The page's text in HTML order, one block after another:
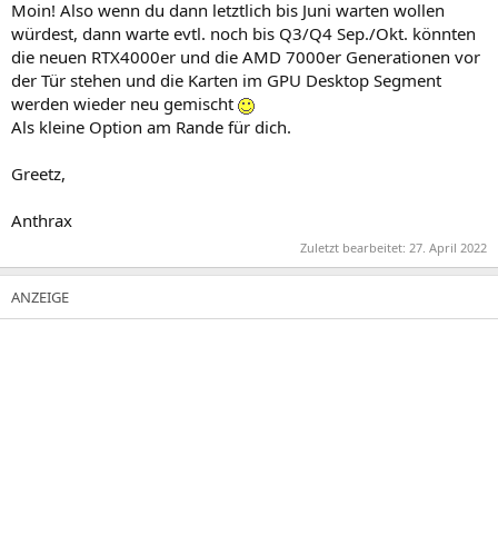
:
Moin! Also wenn du dann letztlich bis Juni warten wollen
würdest, dann warte evtl. noch bis Q3/Q4 Sep./Okt. könnten
die neuen RTX4000er und die AMD 7000er Generationen vor
der Tür stehen und die Karten im GPU Desktop Segment
werden wieder neu gemischt
Als kleine Option am Rande für dich.
Greetz,
Anthrax
Zuletzt bearbeitet: 27. April 2022